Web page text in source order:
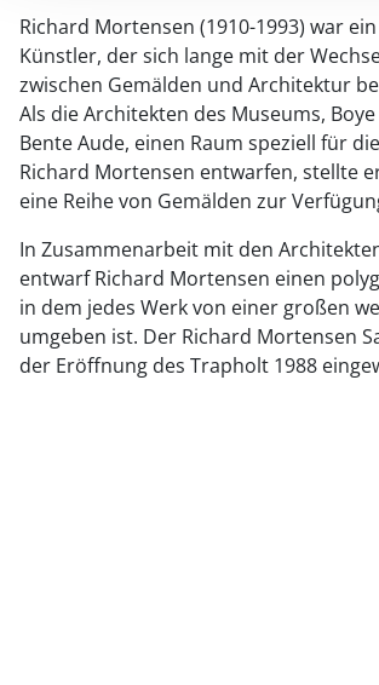
Richard Mortensen (1910-1993) war
Künstler, der sich lange mit der
zwischen Gemälden und Architektur
Als die Architekten des Museums,
Bente Aude, einen Raum speziell für
Richard Mortensen entwarfen, stellte
eine Reihe von Gemälden zur
In Zusammenarbeit mit den
entwarf Richard Mortensen einen
in dem jedes Werk von einer großen
umgeben ist. Der Richard Mortensen
der Eröffnung des Trapholt 1988